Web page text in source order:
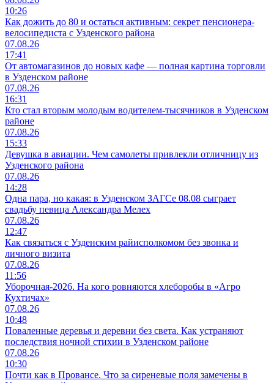
10:26
Как дожить до 80 и остаться активным: секрет пенсионера-
велосипедиста с Узденского района
07.08.26
17:41
От автомагазинов до новых кафе — полная картина торговли
в Узденском районе
07.08.26
16:31
Кто стал вторым молодым водителем-тысячников в Узденском
районе
07.08.26
15:33
Девушка в авиации. Чем самолеты привлекли отличницу из
Узденского района
07.08.26
14:28
Одна пара, но какая: в Узденском ЗАГСе 08.08 сыграет
свадьбу певица Александра Мелех
07.08.26
12:47
Как связаться с Узденским райисполкомом без звонка и
личного визита
07.08.26
11:56
Уборочная-2026. На кого ровняются хлеборобы в «Агро
Кухтичах»
07.08.26
10:48
Поваленные деревья и деревни без света. Как устраняют
последствия ночной стихии в Узденском районе
07.08.26
10:30
Почти как в Провансе. Что за сиреневые поля замечены в